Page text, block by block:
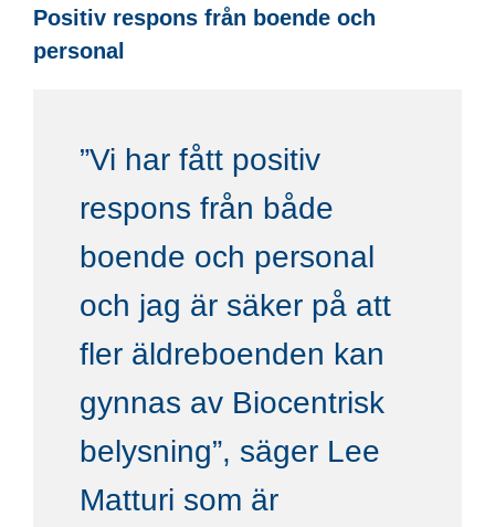
Positiv respons från boende och
personal
”Vi har fått positiv
respons från både
boende och personal
och jag är säker på att
fler äldreboenden kan
gynnas av Biocentrisk
belysning”, säger Lee
Matturi som är